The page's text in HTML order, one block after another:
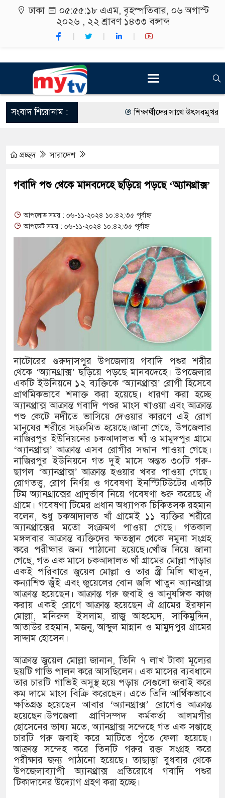
ঢাকা ০৫:৫৫:১৯ এএম, বৃহস্পতিবার, ০৬ অগাস্ট
২০২৬ , ২২ শ্রাবণ ১৪৩৩ বঙ্গাব্দ
সংবাদ শিরোনাম : শিক্ষার্থীদের সাথে উৎসবমুখর
রং ফর্সাকারী ৮ ব্র্যান্ডের ক্রিমে
অত্যাচারের ছবি যেন আর তুলতে
আলাল
‘গুলশানের চামেলি’তে ভিন্ন
যৌনকর্মীর দালাল চরিত্রে
সারজিস-পাটোয়ারীসহ ১০ জনের
গুলশান থেকে সাবেক মন্ত্রী লতিফ
‘স্কুটি নাকি গোল্ড?’
এর ফ্রিডম ব্র্যান্ড, বাড়ল ক্যাম্পেইনের
সংবিধান অনুযায়ী যথাসময়ে
১৫২২ পুলিশ সদস্যকে চাকরিতে
খিলক্ষেত থানা বিএনপির যুগ্ম
দেশের ৬ অঞ্চলে ঝড়ের আভাস
সার্ককে আরও গতিশীল করতে চায়
প্রেমের সম্পর্ক ছিন্ন না করায় মা-
প্রধানমন্ত্রীর সঙ্গে নবনিযুক্ত
হামের উপসর্গে আরও ৬ প্রাণহানি,
অবশেষে পদত্যাগ করলেন ভারতের
জামায়াত ফেরেশতাদের দল নয়,
মতিঝিলে মেট্রোরেলের নিচে
‘রাষ্ট্রপতি হিসেবে মির্জা ফখরুল
প্রচ্ছদ সারাদেশ
গবাদি পশু থেকে মানবদেহে ছড়িয়ে পড়ছে ‘অ্যানথ্রাক্স’
আপলোড সময় : ০৬-১১-২০২৪ ১০:৪২:৩৫ পূর্বাহ্ন
আপডেট সময় : ০৬-১১-২০২৪ ১০:৪২:৩৫ পূর্বাহ্ন
নাটোরের গুরুদাসপুর উপজেলায় গবাদি পশুর শরীর
থেকে ‘অ্যানথ্রাক্স’ ছড়িয়ে পড়ছে মানবদেহে। উপজেলার
একটি ইউনিয়নে ১২ ব্যক্তিকে ‘অ্যানথ্রাক্স’ রোগী হিসেবে
প্রাথমিকভাবে শনাক্ত করা হয়েছে। ধারণা করা হচ্ছে
অ্যানথ্রাক্স আক্রান্ত গবাদি পশুর মাংস খাওয়া এবং আক্রান্ত
পশু কেটে নদীতে ভাসিয়ে দেওয়ার কারণে এই রোগ
মানুষের শরীরে সংক্রমিত হয়েছে।জানা গেছে, উপজেলার
নাজিরপুর ইউনিয়নের চকআদালত খাঁ ও মামুদপুর গ্রামে
‘অ্যানথ্রাক্স’ আক্রান্ত এসব রোগীর সন্ধান পাওয়া গেছে।
নাজিরপুর ইউনিয়নে গত দুই মাসে অন্তত ৩০টি গরু-
ছাগল ‘অ্যানথ্রাক্স’ আক্রান্ত হওয়ার খবর পাওয়া গেছে।
রোগতত্ত্ব, রোগ নির্ণয় ও গবেষণা ইনস্টিটিউটের একটি
টিম অ্যানথ্রাক্সের প্রাদুর্ভাব নিয়ে গবেষণা শুরু করেছে ঐ
গ্রামে। গবেষণা টিমের প্রধান অধ্যাপক চিকিত্সক রহমান
বলেন, শুধু চকআদালত খাঁ গ্রামেই ১১ ব্যক্তির শরীরে
অ্যানথ্রাক্সের মতো সংক্রমণ পাওয়া গেছে। গতকাল
মঙ্গলবার আক্রান্ত ব্যক্তিদের ক্ষতস্থান থেকে নমুনা সংগ্রহ
করে পরীক্ষার জন্য পাঠানো হয়েছে।খোঁজ নিয়ে জানা
গেছে, গত এক মাসে চকআদালত খাঁ গ্রামের মোল্লা পাড়ার
একই পরিবারে জুয়েল মোল্লা ও তার স্ত্রী মিলি খাতুন,
কন্যাশিশু জুঁই এবং জুয়েলের বোন জলি খাতুন অ্যানথ্রাক্স
আক্রান্ত হয়েছেন। আক্রান্ত গরু জবাই ও আনুষঙ্গিক কাজ
করায় একই রোগে আক্রান্ত হয়েছেন ঐ গ্রামের ইরফান
মোল্লা, মনিরুল ইসলাম, রাজু আহম্মেদ, সাকিমুদ্দিন,
আতাউর রহমান, মজনু, আব্দুল মান্নান ও মামুদপুর গ্রামের
সাদ্দাম হোসেন।
আক্রান্ত জুয়েল মোল্লা জানান, তিনি ৭ লাখ টাকা মূল্যের
ছয়টি গাভি পালন করে আসছিলেন। এক মাসের ব্যবধানে
তার চারটি গাভিই অসুস্থ হয়ে পড়ায় সেগুলো জবাই করে
কম দামে মাংস বিক্রি করেছেন। এতে তিনি আর্থিকভাবে
ক্ষতিগ্রস্ত হয়েছেন আবার ‘অ্যানথ্রাক্স’ রোগেও আক্রান্ত
হয়েছেন।উপজেলা প্রাণিসম্পদ কর্মকর্তা আলমগীর
হোসেনের ভাষ্য মতে, অ্যানথ্রাক্স সন্দেহে গত এক সপ্তাহে
চারটি গরু জবাই করে মাটিতে পুঁতে ফেলা হয়েছে।
আক্রান্ত সন্দেহ করে তিনটি গরুর রক্ত সংগ্রহ করে
পরীক্ষার জন্য পাঠানো হয়েছে। তাছাড়া বুধবার থেকে
উপজেলাব্যাপী অ্যানথ্রাক্স প্রতিরোধে গবাদি পশুর
টিকাদানের উদ্যোগ গ্রহণ করা হচ্ছে।